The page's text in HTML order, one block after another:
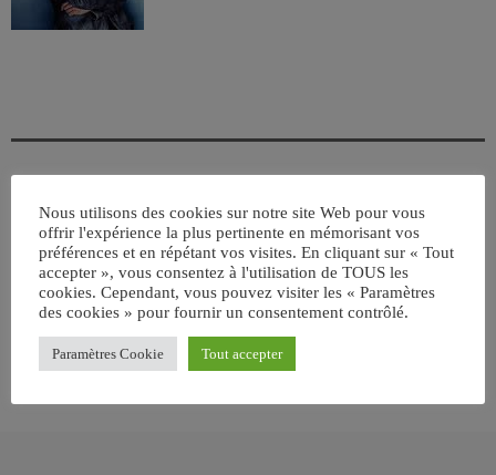
ÉCRIT PAR:JEAN-CLAUDE
email
Nous utilisons des cookies sur notre site Web pour vous
offrir l'expérience la plus pertinente en mémorisant vos
préférences et en répétant vos visites. En cliquant sur « Tout
accepter », vous consentez à l'utilisation de TOUS les
cookies. Cependant, vous pouvez visiter les « Paramètres
des cookies » pour fournir un consentement contrôlé.
Paramètres Cookie Tout accepter